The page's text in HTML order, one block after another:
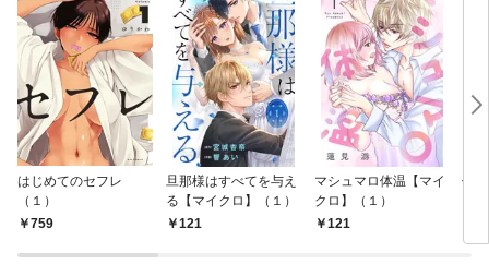
はじめてのセフレ
（１）
759
旦那様はすべてを与え
る【マイクロ】（１）
121
マシュマロ体温【マイ
クロ】（１）
121
信